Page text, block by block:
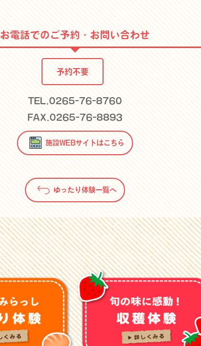
お電話でのご予約・お問い合わせ
予約不要
TEL.0265-76-8760
FAX.0265-76-8893
施設WEBサイトはこちら
ゆったり体験一覧へ